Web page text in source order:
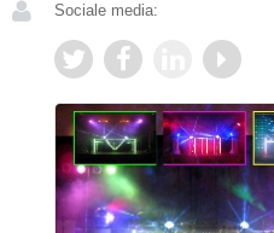
Sociale media: